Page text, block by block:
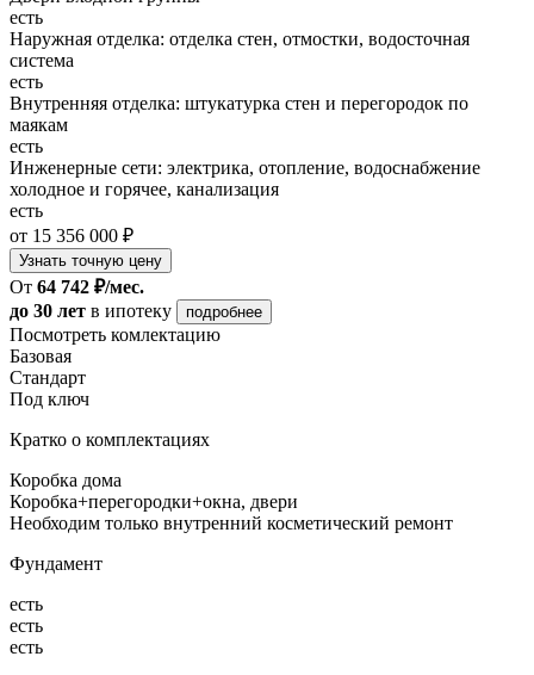
есть
Наружная отделка: отделка стен, отмостки, водосточная
система
есть
Внутренняя отделка: штукатурка стен и перегородок по
маякам
есть
Инженерные сети: электрика, отопление, водоснабжение
холодное и горячее, канализация
есть
от 15 356 000 ₽
Узнать точную цену
От 64 742 ₽/мес.
до 30 лет в ипотеку подробнее
Посмотреть комлектацию
Базовая
Стандарт
Под ключ
Кратко о комплектациях
Коробка дома
Коробка+перегородки+окна, двери
Необходим только внутренний косметический ремонт
Фундамент
есть
есть
есть